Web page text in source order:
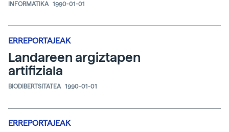
INFORMATIKA 1990-01-01
ERREPORTAJEAK
Landareen argiztapen
artifiziala
BIODIBERTSITATEA 1990-01-01
ERREPORTAJEAK